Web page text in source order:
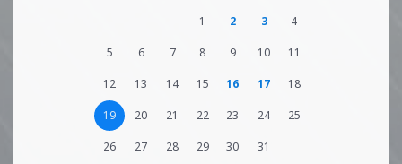
1 2 3 4
5 6 7 8 9 10 11
12 13 14 15 16 17 18
19 20 21 22 23 24 25
26 27 28 29 30 31